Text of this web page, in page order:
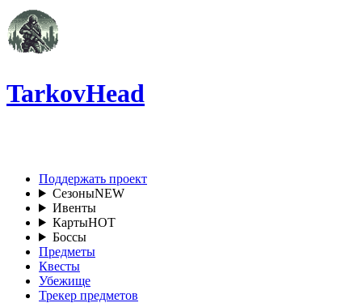
TarkovHead
Поддержать проект
СезоныNEW
Ивенты
КартыHOT
Боссы
Предметы
Квесты
Убежище
Трекер предметов